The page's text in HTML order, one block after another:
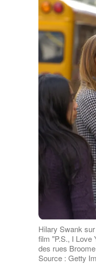
Hilary Swank
film "P.S., I Love
des rues
Source : Getty